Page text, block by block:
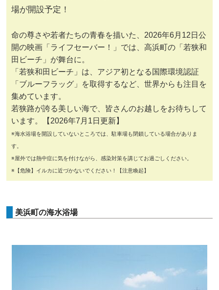
場が開設予定！
命の尊さや若者たちの青春を描いた、2026年6月12日公
開の映画「ライフセーバー！」では、高浜町の「若狭和
田ビーチ」が舞台に。
「若狭和田ビーチ」は、アジア初となる国際環境認証
「ブルーフラッグ」を取得するなど、世界からも注目を
集めています。
若狭路が誇る美しい海で、皆さんのお越しをお待ちして
います。【2026年7月1日更新】
※海水浴場を開設していないところでは、駐車場も閉鎖している場合がありま
す。
※屋外では熱中症に気を付けながら、感染対策を講じてお過ごしください。
※【危険】イルカに近づかないでください！【注意喚起】
美浜町の海水浴場